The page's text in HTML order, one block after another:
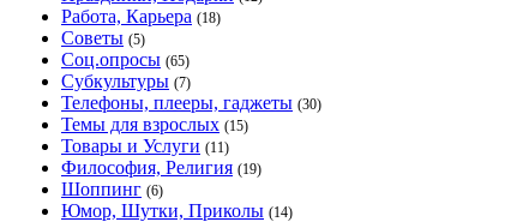
Работа, Карьера (18)
Советы (5)
Соц.опросы (65)
Субкультуры (7)
Телефоны, плееры, гаджеты (30)
Темы для взрослых (15)
Товары и Услуги (11)
Философия, Религия (19)
Шоппинг (6)
Юмор, Шутки, Приколы (14)